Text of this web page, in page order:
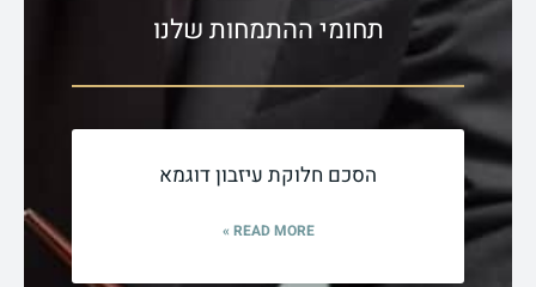
תחומי ההתמחות שלנו
הסכם חלוקת עיזבון דוגמא
READ MORE »